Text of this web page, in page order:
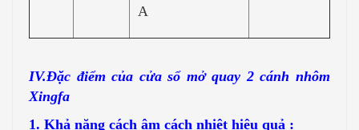
A
IV.Đặc điểm của cửa sổ mở quay 2 cánh nhôm
Xingfa
1. Khả năng cách âm cách nhiệt hiệu quả :